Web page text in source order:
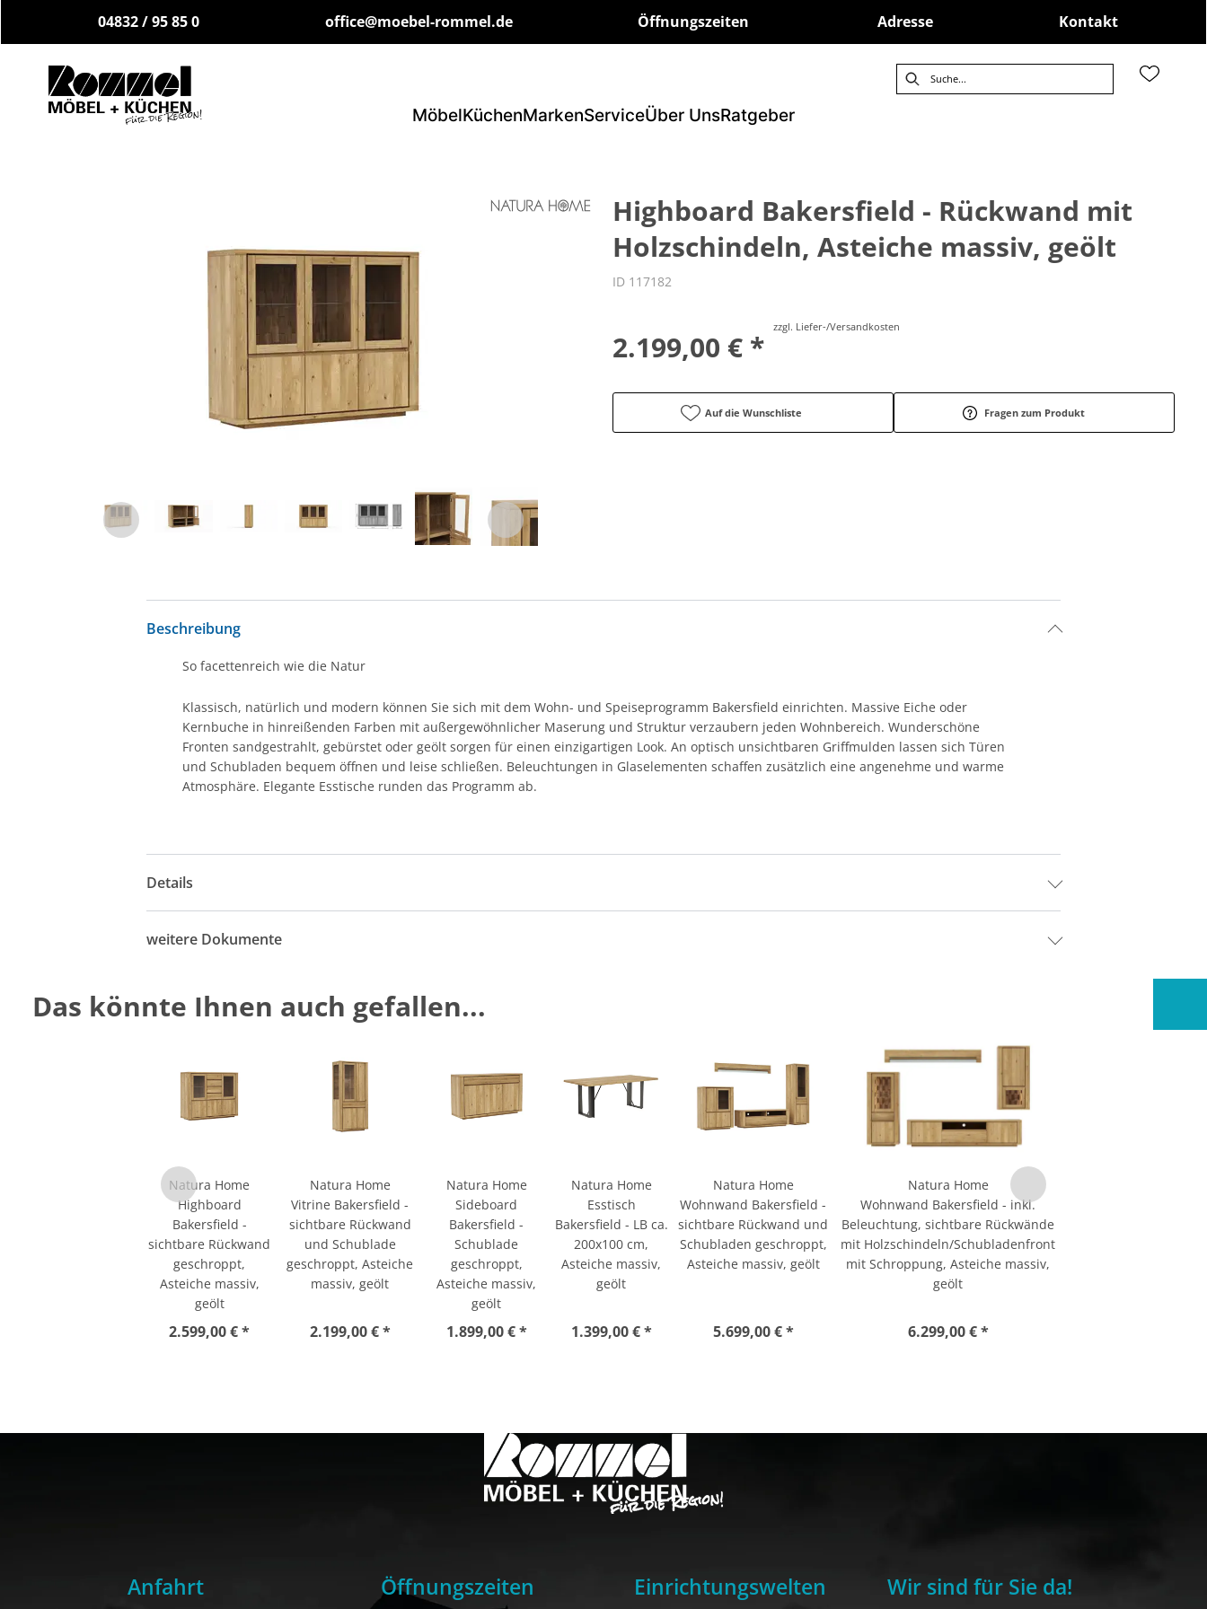
04832 / 95 85 0 office@moebel-rommel.de Öffnungszeiten Adresse Kontakt
MöbelKüchenMarkenServiceÜber UnsRatgeber
Highboard Bakersfield - Rückwand mit
Holzschindeln, Asteiche massiv, geölt
ID 117182
2.199,00 € *
zzgl. Liefer-/Versandkosten
Auf die Wunschliste Fragen zum Produkt
Beschreibung
So facettenreich wie die Natur
Klassisch, natürlich und modern können Sie sich mit dem Wohn- und Speiseprogramm Bakersfield einrichten. Massive Eiche oder
Kernbuche in hinreißenden Farben mit außergewöhnlicher Maserung und Struktur verzaubern jeden Wohnbereich. Wunderschöne
Fronten sandgestrahlt, gebürstet oder geölt sorgen für einen einzigartigen Look. An optisch unsichtbaren Griffmulden lassen sich Türen
und Schubladen bequem öffnen und leise schließen. Beleuchtungen in Glaselementen schaffen zusätzlich eine angenehme und warme
Atmosphäre. Elegante Esstische runden das Programm ab.
Details
weitere Dokumente
Das könnte Ihnen auch gefallen...
Natura Home
Highboard
Bakersfield -
sichtbare Rückwand
geschroppt,
Asteiche massiv,
geölt
2.599,00 € *
Natura Home
Vitrine Bakersfield -
sichtbare Rückwand
und Schublade
geschroppt, Asteiche
massiv, geölt
2.199,00 € *
Natura Home
Sideboard
Bakersfield -
Schublade
geschroppt,
Asteiche massiv,
geölt
1.899,00 € *
Natura Home
Esstisch
Bakersfield - LB ca.
200x100 cm,
Asteiche massiv,
geölt
1.399,00 € *
Natura Home
Wohnwand Bakersfield -
sichtbare Rückwand und
Schubladen geschroppt,
Asteiche massiv, geölt
5.699,00 € *
Natura Home
Wohnwand Bakersfield - inkl.
Beleuchtung, sichtbare Rückwände
mit Holzschindeln/Schubladenfront
mit Schroppung, Asteiche massiv,
geölt
6.299,00 € *
Anfahrt Öffnungszeiten Einrichtungswelten Wir sind für Sie da!